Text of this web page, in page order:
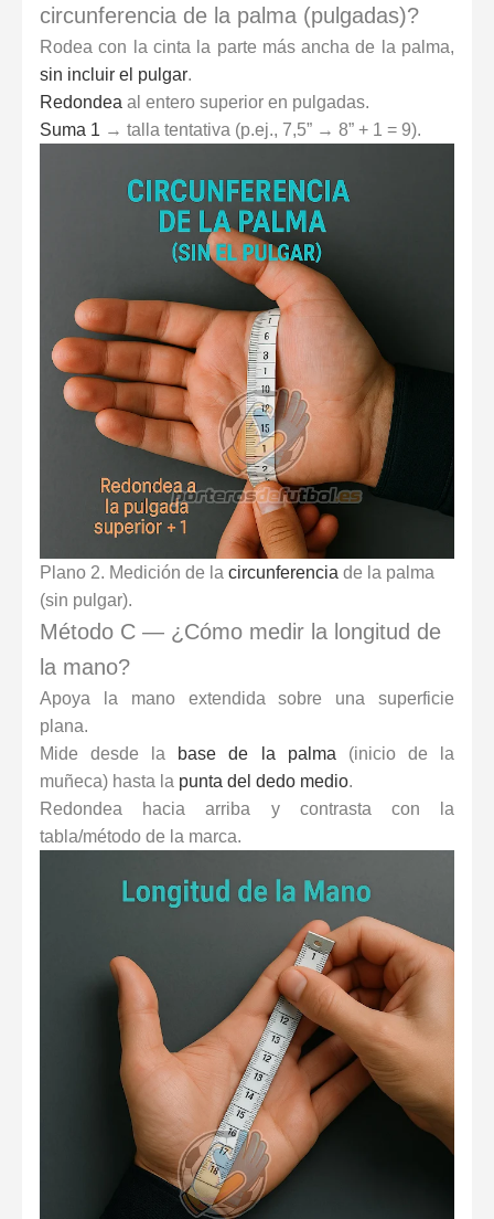
circunferencia de la palma (pulgadas)?
Rodea con la cinta la parte más ancha de la palma,
sin incluir el pulgar.
Redondea al entero superior en pulgadas.
Suma 1 → talla tentativa (p.ej., 7,5” → 8” + 1 = 9).
Plano 2. Medición de la circunferencia de la palma
(sin pulgar).
Método C — ¿Cómo medir la longitud de
la mano?
Apoya la mano extendida sobre una superficie
plana.
Mide desde la base de la palma (inicio de la
muñeca) hasta la punta del dedo medio.
Redondea hacia arriba y contrasta con la
tabla/método de la marca.